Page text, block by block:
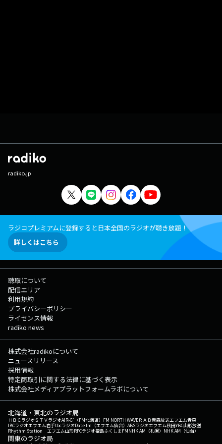
radiko.jp
ラジコプレミアムに登録すると日本全国のラジオが聴き放題！
詳しくはこちら
聴取について
配信エリア
利用規約
プライバシーポリシー
ライセンス情報
radiko news
株式会社radikoについて
ニュースリリース
採用情報
特定商取引に関する法律に基づく表示
株式会社メディアプラットフォームラボについて
北海道・東北のラジオ局
ＨＢＣラジオＳＴＶラジオAIR-G'（FM北海道） FM NORTH WAVEＲＡＢ青森放送エフエム青森
IBCラジオエフエム岩手tbcラジオDate fm（エフエム仙台） ABSラジオエフエム秋田YBC山形放送
Rhythm Station エフエム山形RFCラジオ福島ふくしまFMNHK AM（札幌） NHK AM（仙台）
関東のラジオ局